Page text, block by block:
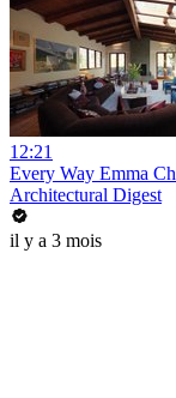
12:21
Every Way Emma
Architectural Digest
il y a 3 mois